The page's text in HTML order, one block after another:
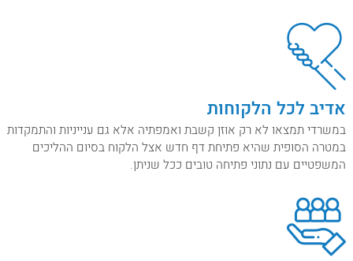
אדיב לכל הלקוחות
במשרדי תמצאו לא רק אוזן קשבת ואמפתיה אלא גם ענייניות והתמקדות
במטרה הסופית שהיא פתיחת דף חדש אצל הלקוח בסיום ההליכים
המשפטיים עם נתוני פתיחה טובים ככל שניתן.